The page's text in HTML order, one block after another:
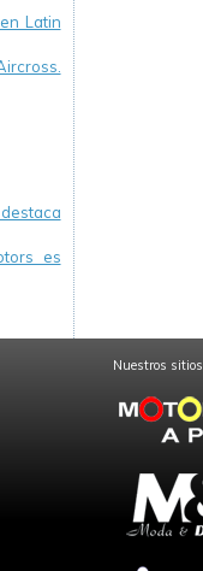
Latin
es
Nuestros sitios